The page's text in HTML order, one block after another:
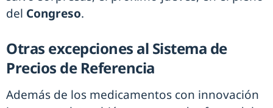
del Congreso.
Otras excepciones al Sistema de
Precios de Referencia
Además de los medicamentos con innovación